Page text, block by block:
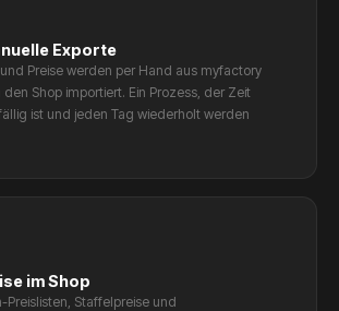
Exporte
Preise werden per Hand aus myfactory
Shop importiert. Ein Prozess, der Zeit
ist und jeden Tag wiederholt werden
im Shop
Preislisten, Staffelpreise und